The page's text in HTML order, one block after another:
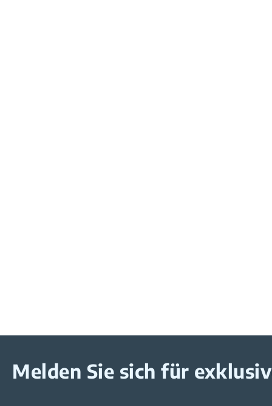
Melden Sie sich für